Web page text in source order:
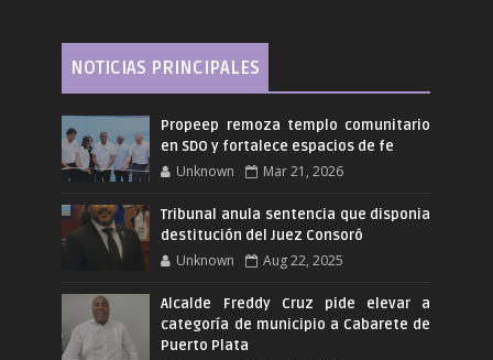
NOTICIAS PRINCIPALES
Propeep remoza templo comunitario
en SDO y fortalece espacios de fe
Unknown Mar 21, 2026
Tribunal anula sentencia que disponia
destitución del Juez Consoró
Unknown Aug 22, 2025
Alcalde Freddy Cruz pide elevar a
categoría de municipio a Cabarete de
Puerto Plata